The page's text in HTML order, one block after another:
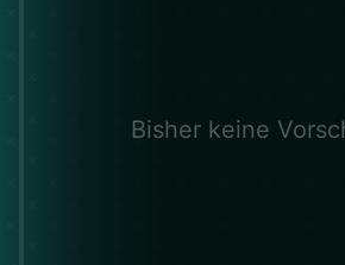
Bisher keine